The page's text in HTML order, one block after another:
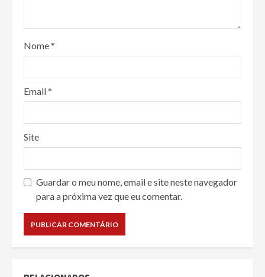
Nome*
Email*
Site
Guardar o meu nome, email e site neste navegador
para a próxima vez que eu comentar.